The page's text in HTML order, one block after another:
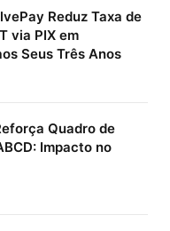
Reduz Taxa de
via PIX em
Seus Três Anos
Quadro de
Impacto no